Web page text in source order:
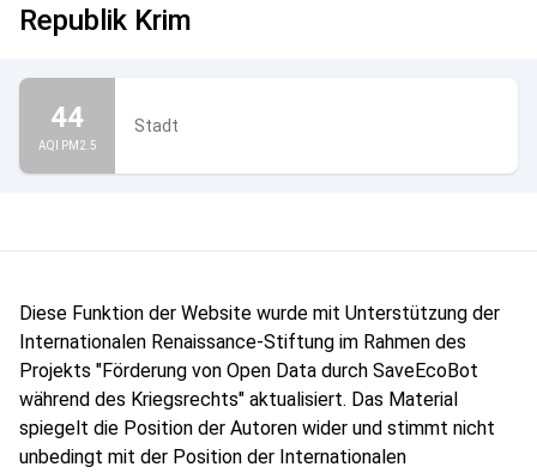
Republik Krim
44
AQI PM2.5
Stadt
Diese Funktion der Website wurde mit Unterstützung der
Internationalen Renaissance-Stiftung im Rahmen des
Projekts "Förderung von Open Data durch SaveEcoBot
während des Kriegsrechts" aktualisiert. Das Material
spiegelt die Position der Autoren wider und stimmt nicht
unbedingt mit der Position der Internationalen